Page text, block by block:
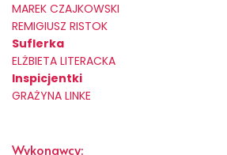
MAREK CZAJKOWSKI
REMIGIUSZ RISTOK
Suflerka
ELŻBIETA LITERACKA
Inspicjentki
GRAŻYNA LINKE
Wykonawcy: